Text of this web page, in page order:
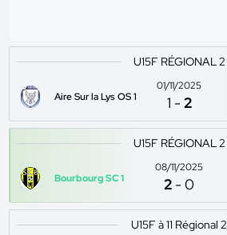
U15F RÉGIONAL 2
Aire Sur la Lys OS 1
01/11/2025
1 -2
U15F RÉGIONAL 2
Bourbourg SC 1
08/11/2025
2 -0
U15F à 11 Régional 2